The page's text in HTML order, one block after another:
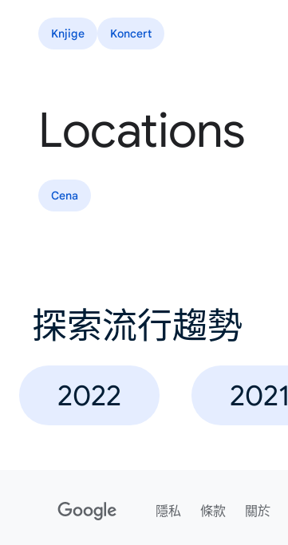
Knjige Koncert
Locations
Cena
探索流行趨勢
2022 2021
隱私 條款 關於